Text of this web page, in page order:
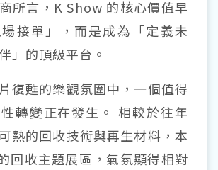
所言，K Show 的核心價值早
接單」，而是成為「定義未
」的頂級平台。
復甦的樂觀氛圍中，一個值得
轉變正在發生。 相較於往年
熱的回收技術與再生材料，本
回收主題展區，氣氛顯得相對